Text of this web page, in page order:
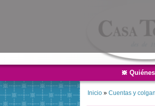
Inicio » Cuentas y